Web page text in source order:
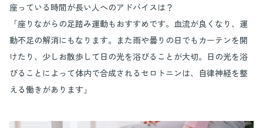
座っている時間が長い人へのアドバイスは？
「座りながらの足踏み運動もおすすめです。血流が良くなり、運
動不足の解消にもなります。また雨や曇りの日でもカーテンを開
けたり、少しお散歩して日の光を浴びることが大切。日の光を浴
びることによって体内で合成されるセロトニンは、自律神経を整
える働きがあります」